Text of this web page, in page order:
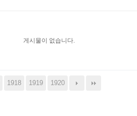
게시물이 없습니다.
1918 1919 1920